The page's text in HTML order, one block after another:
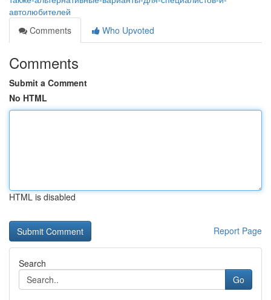
автолюбителей
Comments
Who Upvoted
Comments
Submit a Comment
No HTML
HTML is disabled
Report Page
Search
Go